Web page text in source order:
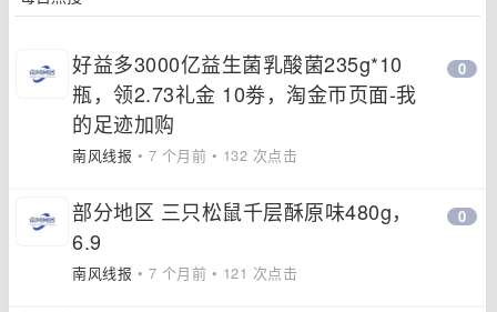
好益多3000亿益生菌乳酸菌235g*10
瓶，领2.73礼金 10劵，淘金帀页面-我
的足迹加购
南风线报 • 7 个月前 • 132 次点击
0
部分地区 三只松鼠千层酥原味480g，
6.9
南风线报 • 7 个月前 • 121 次点击
0